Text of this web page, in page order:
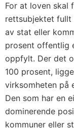
For at loven skal
rettsubjektet
av stat eller
prosent offentlig
oppfylt. Der det
100 prosent,
virksomheten på
Den som har en
dominerende
kommuner eller